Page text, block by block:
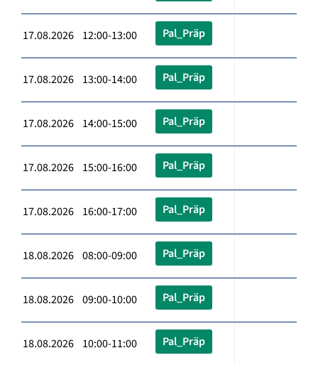
17.08.2026 12:00-13:00 Pal_Präp
17.08.2026 13:00-14:00 Pal_Präp
17.08.2026 14:00-15:00 Pal_Präp
17.08.2026 15:00-16:00 Pal_Präp
17.08.2026 16:00-17:00 Pal_Präp
18.08.2026 08:00-09:00 Pal_Präp
18.08.2026 09:00-10:00 Pal_Präp
18.08.2026 10:00-11:00 Pal_Präp